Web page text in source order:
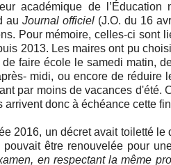
académique de
au Journal officiel (J.O. du 16
Pour mémoire, celles-ci sont
2013. Les maires ont pu
de faire école le samedi matin,
midi, ou encore de réduire
par moins de vacances d'été.
arrivent donc à échéance cette
2016, un décret avait toiletté
pouvait être renouvelée pour
en respectant la même